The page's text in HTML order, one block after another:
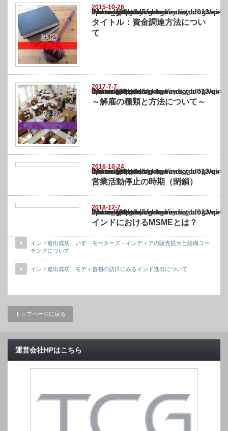
2015-10-26
Warning
: Undefined array key "show_category" in
/home/netst/kuno-cpa.co.jp/public_html/india_blog/wp-content/themes/
on line183
タイトル：資金調達方法につい
て
2017-7-7
Warning
: Undefined array key "show_category" in
/home/netst/kuno-cpa.co.jp/public_html/india_blog/wp-content/themes/
on line183
～解雇の種類と方法について～
2016-10-24
Warning
: Undefined array key "show_category" in
/home/netst/kuno-cpa.co.jp/public_html/india_blog/wp-content/themes/
on line183
営業活動停止の時期（閉鎖）
2018-12-7
Warning
: Undefined array key "show_category" in
/home/netst/kuno-cpa.co.jp/public_html/india_blog/wp-content/themes/
on line183
インドにおけるMSMEとは？
インド進出成功 いすゞモーターズ・インディアの販売拡大と組織コー
チングについて
インド進出成功 モディ首相の訪日にみるインド進出について
トップページに戻る
運営会社HPはこちら